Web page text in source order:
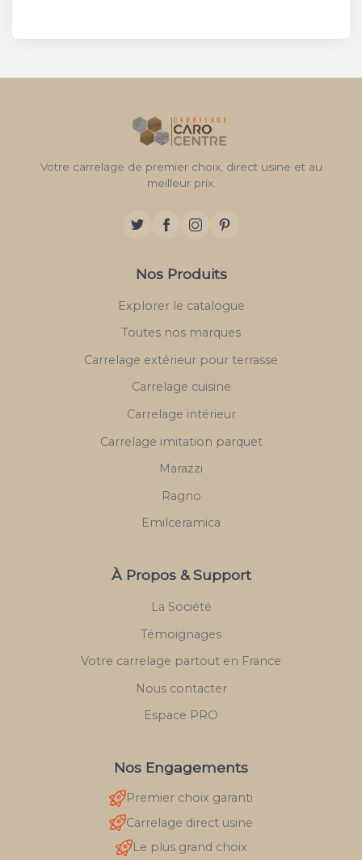
Votre carrelage de premier choix, direct usine et au
meilleur prix.
Nos Produits
Explorer le catalogue
Toutes nos marques
Carrelage extérieur pour terrasse
Carrelage cuisine
Carrelage intérieur
Carrelage imitation parquet
Marazzi
Ragno
Emilceramica
À Propos & Support
La Société
Témoignages
Votre carrelage partout en France
Nous contacter
Espace PRO
Nos Engagements
Premier choix garanti
Carrelage direct usine
Le plus grand choix